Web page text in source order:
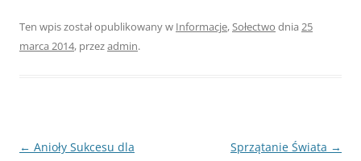
Ten wpis został opublikowany w Informacje,Sołectwo dnia 25
marca 2014, przezadmin.
Nawigacja
← Anioły Sukcesu dla
Sprzątanie Świata →